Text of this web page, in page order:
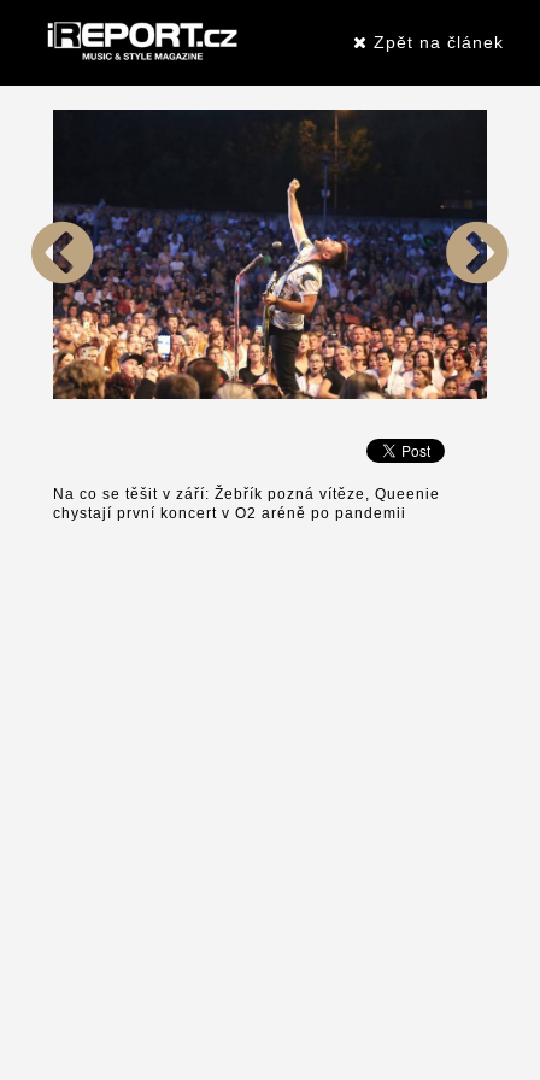
Zpět na článek
Na co se těšit v září: Žebřík pozná vítěze, Queenie
chystají první koncert v O2 aréně po pandemii